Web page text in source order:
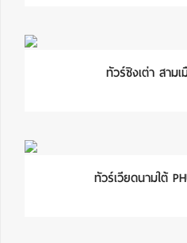
ทัวร์ชิงเต่า สาม
ทัวร์เวียดนามใต้